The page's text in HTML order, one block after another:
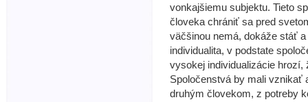
vonkajšiemu subjektu. Tieto
človeka chrániť sa pred
väčšinou nemá, dokáže stáť
individualita, v podstate
vysokej individualizácie
Spoločenstvá by mali vznikať
druhým človekom, z potreby